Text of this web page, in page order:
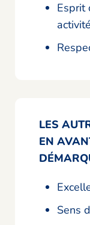
Esprit
LES
EN
Sens